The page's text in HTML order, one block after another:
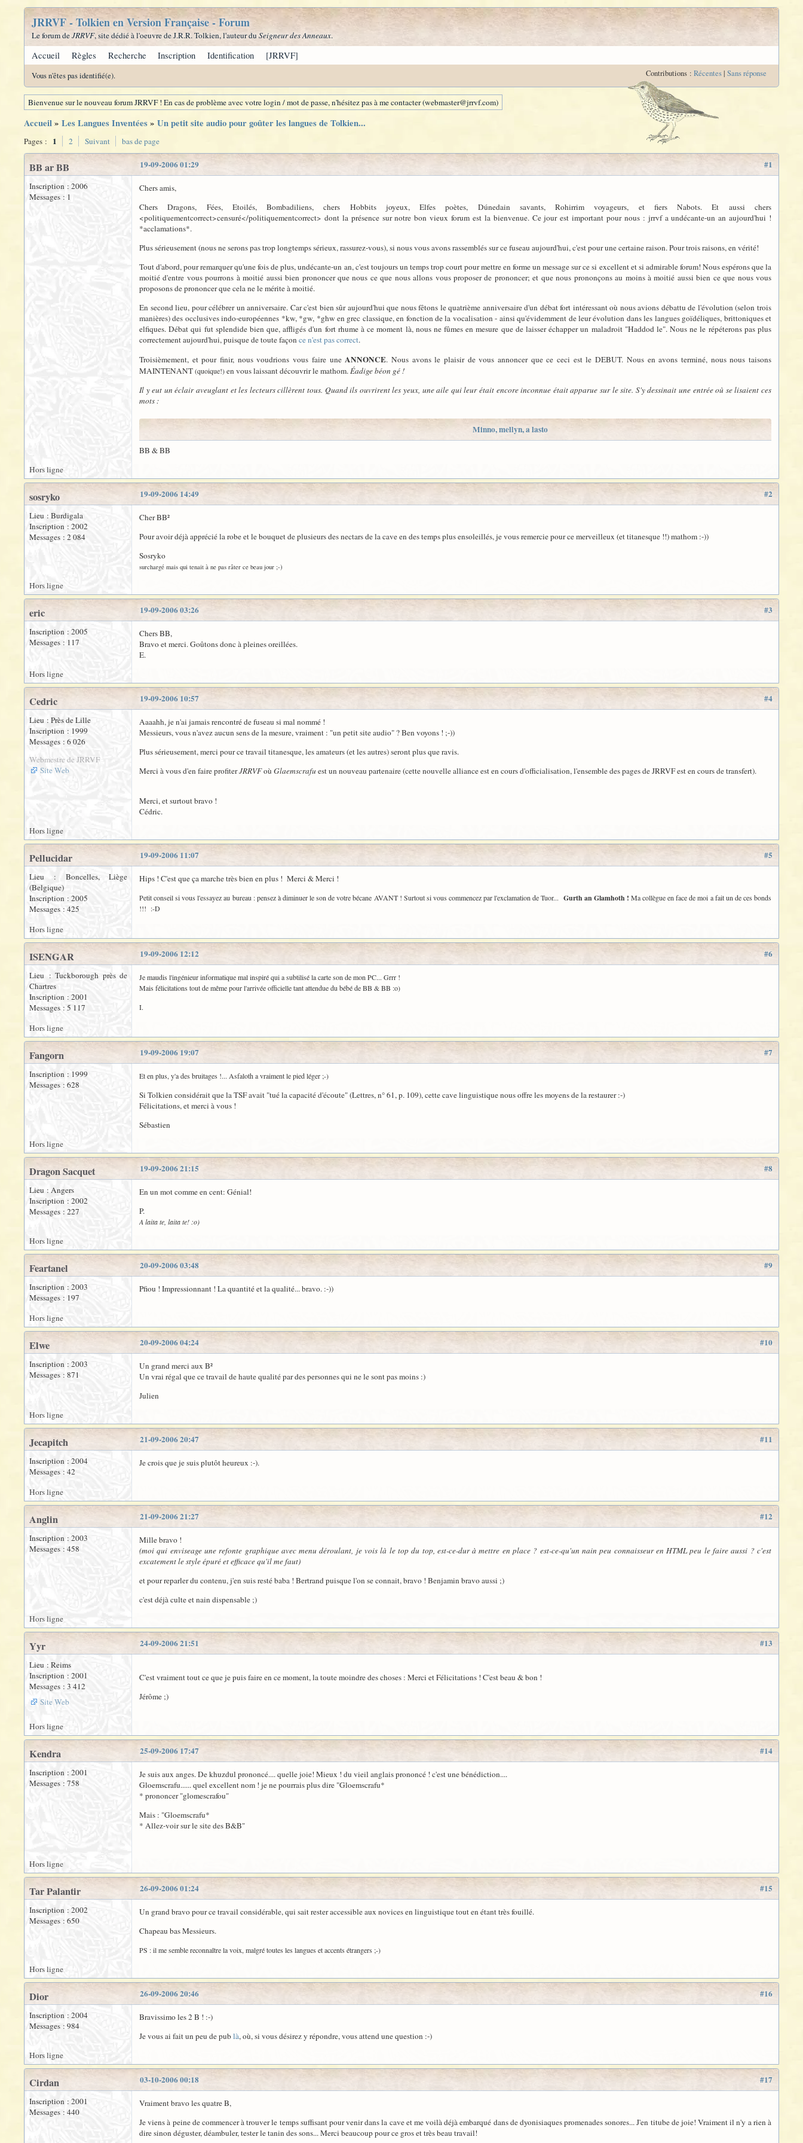
JRRVF - Tolkien en Version Française - Forum
Le forum deJRRVF, site dédié à l'oeuvre de J.R.R. Tolkien, l'auteur du Seigneur des Anneaux.
Accueil Règles Recherche Inscription Identification [JRRVF]
Vous n'êtes pas identifié(e). Contributions : Récentes| Sans réponse
Bienvenue sur le nouveau forum JRRVF ! En cas de problème avec votre login / mot de passe, n'hésitez pas à me contacter (webmaster@jrrvf.com)
Accueil» Les Langues Inventées» Un petit site audio pour goûter les langues de Tolkien...
Pages : 1 2 Suivant bas de page
#1
19-09-2006 01:29
BB ar BB
Inscription : 2006
Messages : 1
Chers amis,
Chers Dragons, Fées, Etoilés, Bombadiliens, chers Hobbits joyeux, Elfes poètes, Dúnedain savants, Rohirrim voyageurs, et fiers Nabots. Et aussi chers
<politiquementcorrect>censuré</politiquementcorrect> dont la présence sur notre bon vieux forum est la bienvenue. Ce jour est important pour nous : jrrvf a undécante-un an aujourd'hui !
*acclamations*.
Plus sérieusement (nous ne serons pas trop longtemps sérieux, rassurez-vous), si nous vous avons rassemblés sur ce fuseau aujourd'hui, c'est pour une certaine raison. Pour trois raisons, en vérité!
Tout d'abord, pour remarquer qu'une fois de plus, undécante-un an, c'est toujours un temps trop court pour mettre en forme un message sur ce si excellent et si admirable forum! Nous espérons que la
moitié d'entre vous pourrons à moitié aussi bien prononcer que nous ce que nous allons vous proposer de prononcer; et que nous prononçons au moins à moitié aussi bien ce que nous vous
proposons de prononcer que cela ne le mérite à moitié.
En second lieu, pour célébrer un anniversaire. Car c'est bien sûr aujourd'hui que nous fêtons le quatrième anniversaire d'un débat fort intéressant où nous avions débattu de l'évolution (selon trois
manières) des occlusives indo-européennes *kw, *gw, *ghw en grec classique, en fonction de la vocalisation - ainsi qu'évidemment de leur évolution dans les langues goïdéliques, brittoniques et
elfiques. Débat qui fut splendide bien que, affligés d'un fort rhume à ce moment là, nous ne fûmes en mesure que de laisser échapper un maladroit "Haddod le". Nous ne le répéterons pas plus
correctement aujourd'hui, puisque de toute façonce n'est pas correct.
Troisièmement, et pour finir, nous voudrions vous faire uneANNONCE. Nous avons le plaisir de vous annoncer que ce ceci est le DEBUT. Nous en avons terminé, nous nous taisons
MAINTENANT(quoique!)en vous laissant découvrir le mathom.Éadige béon gé !
Il y eut un éclair aveuglant et les lecteurs cillèrent tous. Quand ils ouvrirent les yeux, une aile qui leur était encore inconnue était apparue sur le site. S'y dessinait une entrée où se lisaient ces
mots :
Minno, mellyn, a lasto
BB & BB
Hors ligne
#2
19-09-2006 14:49
sosryko
Lieu : Burdigala
Inscription : 2002
Messages : 2 084
Cher BB²
Pour avoir déjà apprécié la robe et le bouquet de plusieurs des nectars de la cave en des temps plus ensoleillés, je vous remercie pour ce merveilleux (et titanesque !!) mathom :-))
Sosryko
surchargé mais qui tenait à ne pas râter ce beau jour ;-)
Hors ligne
#3
19-09-2006 03:26
eric
Inscription : 2005
Messages : 117
Chers BB,
Bravo et merci. Goûtons donc à pleines oreillées.
E.
Hors ligne
#4
19-09-2006 10:57
Cedric
Lieu : Près de Lille
Inscription : 1999
Messages : 6 026
Webmestre de JRRVF
Site Web
Aaaahh, je n'ai jamais rencontré de fuseau si mal nommé !
Messieurs, vous n'avez aucun sens de la mesure, vraiment : "un petit site audio" ? Ben voyons ! ;-))
Plus sérieusement, merci pour ce travail titanesque, les amateurs (et les autres) seront plus que ravis.
Merci à vous d'en faire profiterJRRVFoù Glaemscrafu est un nouveau partenaire (cette nouvelle alliance est en cours d'officialisation, l'ensemble des pages de JRRVF est en cours de transfert).
Merci, et surtout bravo !
Cédric.
Hors ligne
#5
19-09-2006 11:07
Pellucidar
Lieu : Boncelles, Liège
(Belgique)
Inscription : 2005
Messages : 425
Hips ! C'est que ça marche très bien en plus ! Merci & Merci !
Petit conseil si vous l'essayez au bureau : pensez à diminuer le son de votre bécane AVANT ! Surtout si vous commencez par l'exclamation de Tuor... Gurth an Glamhoth ! Ma collègue en face de moi a fait un de ces bonds
!!! :-D
Hors ligne
#6
19-09-2006 12:12
ISENGAR
Lieu : Tuckborough près de
Chartres
Inscription : 2001
Messages : 5 117
Je maudis l'ingénieur informatique mal inspiré qui a subtilisé la carte son de mon PC... Grrr !
Mais félicitations tout de même pour l'arrivée officielle tant attendue du bébé de BB & BB :o)
I.
Hors ligne
#7
19-09-2006 19:07
Fangorn
Inscription : 1999
Messages : 628
Et en plus, y'a des bruitages !... Asfaloth a vraiment le pied léger ;-)
Si Tolkien considérait que la TSF avait "tué la capacité d'écoute" (Lettres, n° 61, p. 109), cette cave linguistique nous offre les moyens de la restaurer :-)
Félicitations, et merci à vous !
Sébastien
Hors ligne
#8
19-09-2006 21:15
Dragon Sacquet
Lieu : Angers
Inscription : 2002
Messages : 227
En un mot comme en cent: Génial!
P.
A laita te, laita te! :o)
Hors ligne
#9
20-09-2006 03:48
Feartanel
Inscription : 2003
Messages : 197
Pfiou ! Impressionnant ! La quantité et la qualité... bravo. :-))
Hors ligne
#10
20-09-2006 04:24
Elwe
Inscription : 2003
Messages : 871
Un grand merci aux B²
Un vrai régal que ce travail de haute qualité par des personnes qui ne le sont pas moins :)
Julien
Hors ligne
#11
21-09-2006 20:47
Jecapitch
Inscription : 2004
Messages : 42
Je crois que je suis plutôt heureux :-).
Hors ligne
#12
21-09-2006 21:27
Anglin
Inscription : 2003
Messages : 458
Mille bravo !
(moi qui enviseage une refonte graphique avec menu déroulant, je vois là le top du top, est-ce-dur à mettre en place ? est-ce-qu'un nain peu connaisseur en HTML peu le faire aussi ? c'est
excatement le style épuré et efficace qu'il me faut)
et pour reparler du contenu, j'en suis resté baba ! Bertrand puisque l'on se connait, bravo ! Benjamin bravo aussi ;)
c'est déjà culte et nain dispensable ;)
Hors ligne
#13
24-09-2006 21:51
Yyr
Lieu : Reims
Inscription : 2001
Messages : 3 412
Site Web
C'est vraiment tout ce que je puis faire en ce moment, la toute moindre des choses : Merci et Félicitations ! C'est beau & bon !
Jérôme ;)
Hors ligne
#14
25-09-2006 17:47
Kendra
Inscription : 2001
Messages : 758
Je suis aux anges. De khuzdul prononcé.... quelle joie! Mieux ! du vieil anglais prononcé ! c'est une bénédiction....
Gloemscrafu...... quel excellent nom ! je ne pourrais plus dire "Gloemscrafu*
* prononcer "glomescrafou"
Mais : "Gloemscrafu*
* Allez-voir sur le site des B&B"
Hors ligne
#15
26-09-2006 01:24
Tar Palantir
Inscription : 2002
Messages : 650
Un grand bravo pour ce travail considérable, qui sait rester accessible aux novices en linguistique tout en étant très fouillé.
Chapeau bas Messieurs.
PS : il me semble reconnaître la voix, malgré toutes les langues et accents étrangers ;-)
Hors ligne
#16
26-09-2006 20:46
Dior
Inscription : 2004
Messages : 984
Bravissimo les 2 B ! :-)
Je vous ai fait un peu de publà, où, si vous désirez y répondre, vous attend une question :-)
Hors ligne
#17
03-10-2006 00:18
Cirdan
Inscription : 2001
Messages : 440
Vraiment bravo les quatre B,
Je viens à peine de commencer à trouver le temps suffisant pour venir dans la cave et me voilà déjà embarqué dans de dyonisiaques promenades sonores... J'en titube de joie! Vraiment il n'y a rien à
dire sinon déguster, déambuler, tester le tanin des sons... Merci beaucoup pour ce gros et très beau travail!